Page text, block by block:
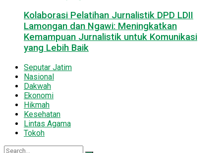
Kolaborasi Pelatihan Jurnalistik DPD LDII
Lamongan dan Ngawi: Meningkatkan
Kemampuan Jurnalistik untuk Komunikasi
yang Lebih Baik
Seputar Jatim
Nasional
Dakwah
Ekonomi
Hikmah
Kesehatan
Lintas Agama
Tokoh